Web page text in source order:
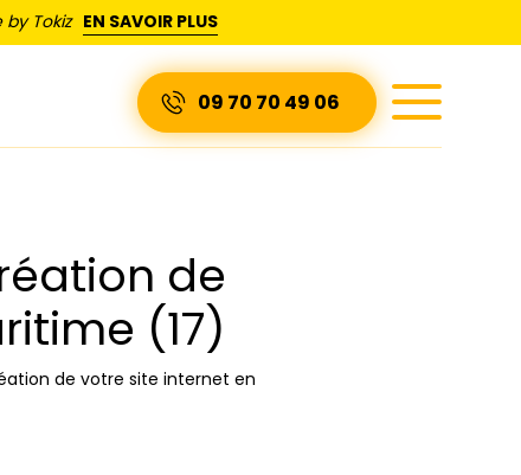
Tokiz EN SAVOIR PLUS
09 70 70 49 06
de
(17)
de votre site internet en